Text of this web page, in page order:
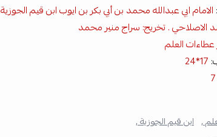
الامام ابي عبدالله محمد بن أبي بكر بن ايوب ابن قيم الجوزية
الاصلاحي . تخريج: سراج منير محمد
عطاءات العلم
17*24
, ابن قيم الجوزية ,